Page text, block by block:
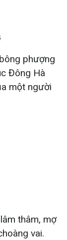
phượng
Đông Hà
một người
thâm, mợ
vai.